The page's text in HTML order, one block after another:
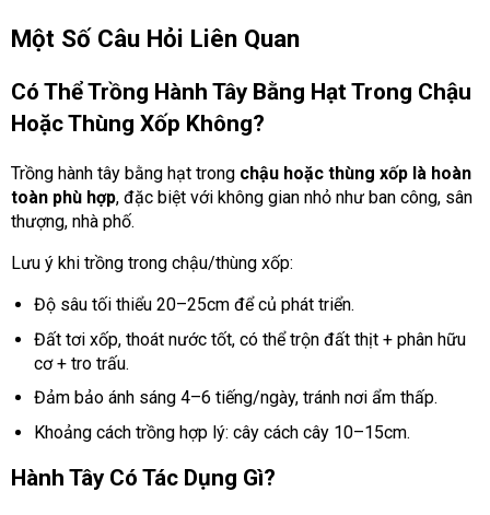
Một Số Câu Hỏi Liên Quan
Có Thể Trồng Hành Tây Bằng Hạt Trong Chậu
Hoặc Thùng Xốp Không?
Trồng hành tây bằng hạt trong chậu hoặc thùng xốp là hoàn
toàn phù hợp, đặc biệt với không gian nhỏ như ban công, sân
thượng, nhà phố.
Lưu ý khi trồng trong chậu/thùng xốp:
Độ sâu tối thiểu 20–25cm để củ phát triển.
Đất tơi xốp, thoát nước tốt, có thể trộn đất thịt + phân hữu
cơ + tro trấu.
Đảm bảo ánh sáng 4–6 tiếng/ngày, tránh nơi ẩm thấp.
Khoảng cách trồng hợp lý: cây cách cây 10–15cm.
Hành Tây Có Tác Dụng Gì?